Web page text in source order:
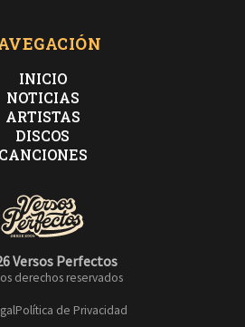
aquí no gusta el sucedáneo
clásico instantáneo
zurdo, ganando el Puskas
INICIO
NOTICIAS
ARTISTAS
DISCOS
CANCIONES
Versos Perfectos
derechos reservados
Política de Privacidad